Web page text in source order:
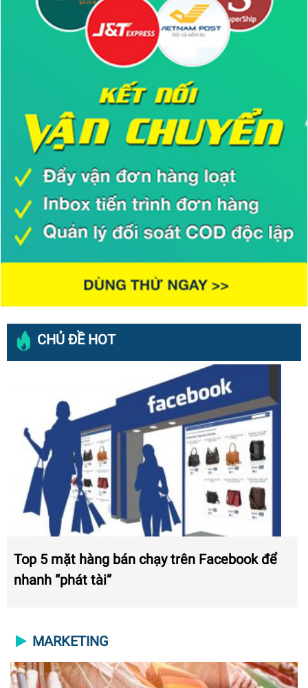
CHỦ ĐỀ HOT
Top 5 mặt hàng bán chạy trên Facebook để
nhanh “phát tài”
MARKETING